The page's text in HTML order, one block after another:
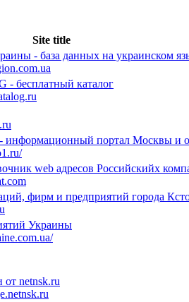
Site title
- база данных на украинском
бесплатный каталог
портал Москвы и
web адресов Российскийх
фирм и предприятий города
Украины
netnsk.ru